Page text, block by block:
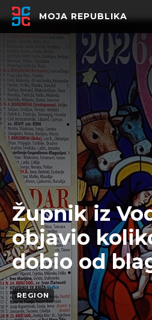
MOJA REPUBLIKA
Župnik iz
objavio
dobio od
REGION